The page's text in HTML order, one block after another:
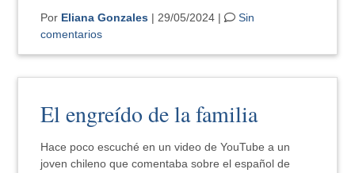
Por Eliana Gonzales | 29/05/2024 |
Sin
comentarios
El engreído de la familia
Hace poco escuché en un video de YouTube a un
joven chileno que comentaba sobre el español de